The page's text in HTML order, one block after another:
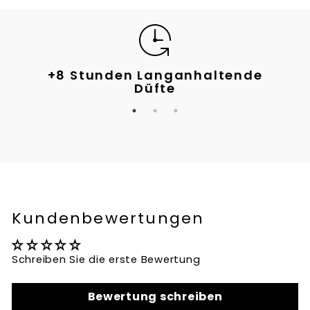
+8 Stunden Langanhaltende
Düfte
Kundenbewertungen
Schreiben Sie die erste Bewertung
Bewertung schreiben